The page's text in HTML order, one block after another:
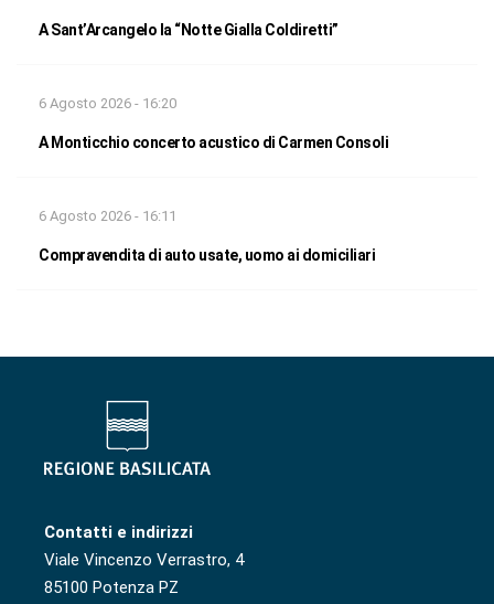
A Sant’Arcangelo la “Notte Gialla Coldiretti”
6 Agosto 2026 - 16:20
A Monticchio concerto acustico di Carmen Consoli
6 Agosto 2026 - 16:11
Compravendita di auto usate, uomo ai domiciliari
Contatti e indirizzi
Viale Vincenzo Verrastro, 4
85100 Potenza PZ